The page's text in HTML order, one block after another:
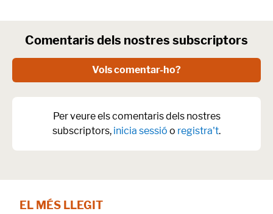
Comentaris dels nostres subscriptors
Vols comentar-ho?
Per veure els comentaris dels nostres
subscriptors, inicia sessió o registra't.
EL MÉS LLEGIT